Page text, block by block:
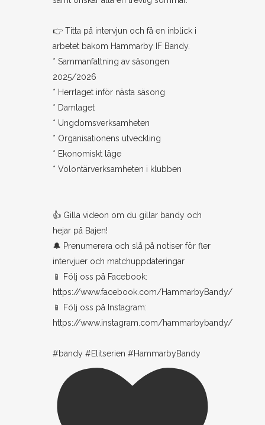
👉 Titta på intervjun och få en inblick i
arbetet bakom Hammarby IF Bandy.
* Sammanfattning av säsongen
2025/2026
* Herrlaget inför nästa säsong
* Damlaget
* Ungdomsverksamheten
* Organisationens utveckling
* Ekonomiskt läge
* Volontärverksamheten i klubben
👍 Gilla videon om du gillar bandy och
hejar på Bajen!
🔔 Prenumerera och slå på notiser för fler
intervjuer och matchuppdateringar
📱 Följ oss på Facebook:
https://www.facebook.com/HammarbyBandy/
📱 Följ oss på Instagram:
https://www.instagram.com/hammarbybandy/
#bandy #Elitserien #HammarbyBandy